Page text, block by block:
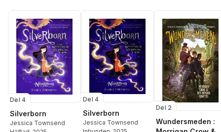
Del 4
Silverborn
Jessica Townsend
Del 4
Silverborn
Jessica Townsend
Del 2
Wundersmeden :